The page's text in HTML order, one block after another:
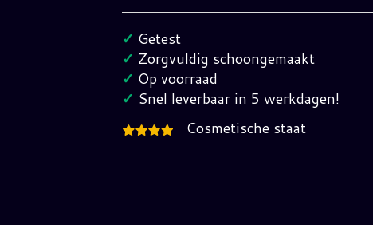
Worm
Jim
Manace
2
the
GameBoy
✓ Getest
✓ Zorgvuldig schoongemaakt
✓ Op voorraad
✓ Snel leverbaar in 5 werkdagen!
Cosmetische staat